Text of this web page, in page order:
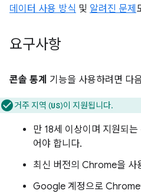
데이터 사용 방식 및 알려진 문제
요구사항
콘솔 통계 기능을 사용하려면 다
거주 지역 (US)이 지원됩니다.
만 18세 이상이며 지원되
어야 합니다.
최신 버전의 Chrome을 사
Google 계정으로 Chrome